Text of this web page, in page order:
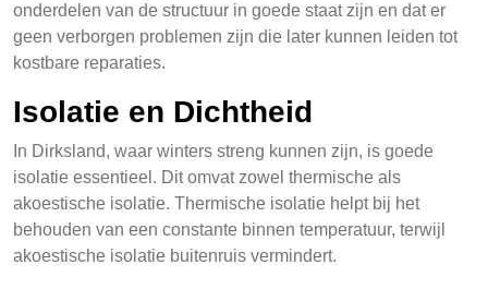
onderdelen van de structuur in goede staat zijn en dat er
geen verborgen problemen zijn die later kunnen leiden tot
kostbare reparaties.
Isolatie en Dichtheid
In Dirksland, waar winters streng kunnen zijn, is goede
isolatie essentieel. Dit omvat zowel thermische als
akoestische isolatie. Thermische isolatie helpt bij het
behouden van een constante binnen temperatuur, terwijl
akoestische isolatie buitenruis vermindert.